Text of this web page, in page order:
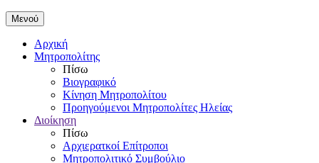
Μενού
Αρχική
Μητροπολίτης
Πίσω
Βιογραφικό
Κίνηση Μητροπολίτου
Προηγούμενοι Μητροπολίτες Ηλείας
Διοίκηση
Πίσω
Αρχιερατκοί Επίτροποι
Μητροπολιτικό Συμβούλιο